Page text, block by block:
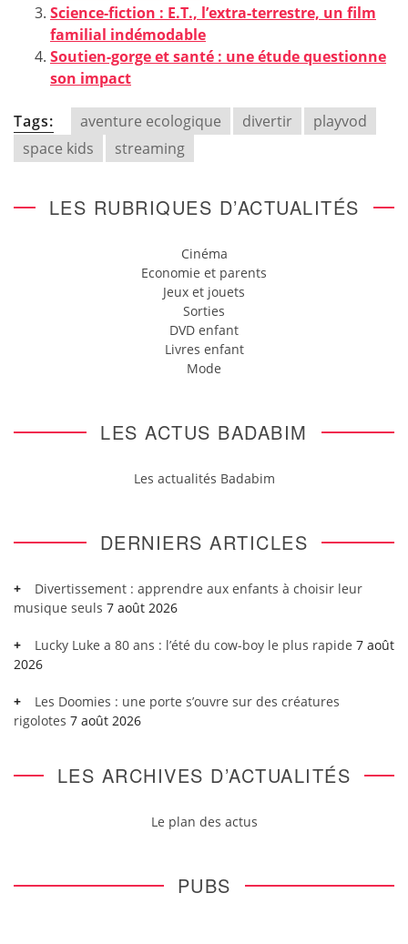
Science-fiction : E.T., l’extra-terrestre, un film
familial indémodable
Soutien-gorge et santé : une étude questionne
son impact
Tags: aventure ecologique divertir
playvod
space kids
streaming
LES RUBRIQUES D’ACTUALITÉS
Cinéma
Economie et parents
Jeux et jouets
Sorties
DVD enfant
Livres enfant
Mode
LES ACTUS BADABIM
Les actualités Badabim
DERNIERS ARTICLES
Divertissement : apprendre aux enfants à choisir leur
musique seuls 7 août 2026
Lucky Luke a 80 ans : l’été du cow-boy le plus rapide 7 août
2026
Les Doomies : une porte s’ouvre sur des créatures
rigolotes 7 août 2026
LES ARCHIVES D’ACTUALITÉS
Le plan des actus
PUBS